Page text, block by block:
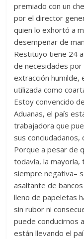
premiado con un
por el director
quien lo exhortó a
desempeñar de
Restituyo tiene 24
de necesidades
extracción humilde,
utilizada como
Estoy convencido
Aduanas, el país
trabajadora que
sus
Porque a pesar de
todavía, la mayoría,
siempre negativa–
asaltante de
lleno de papeletas
sin rubor ni
puede conducirnos
están llevando el